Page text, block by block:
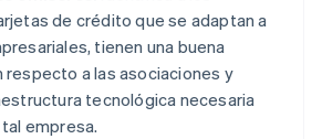
de crédito que se adaptan a
tienen una buena
respecto a las asociaciones y
tecnológica necesaria
empresa.